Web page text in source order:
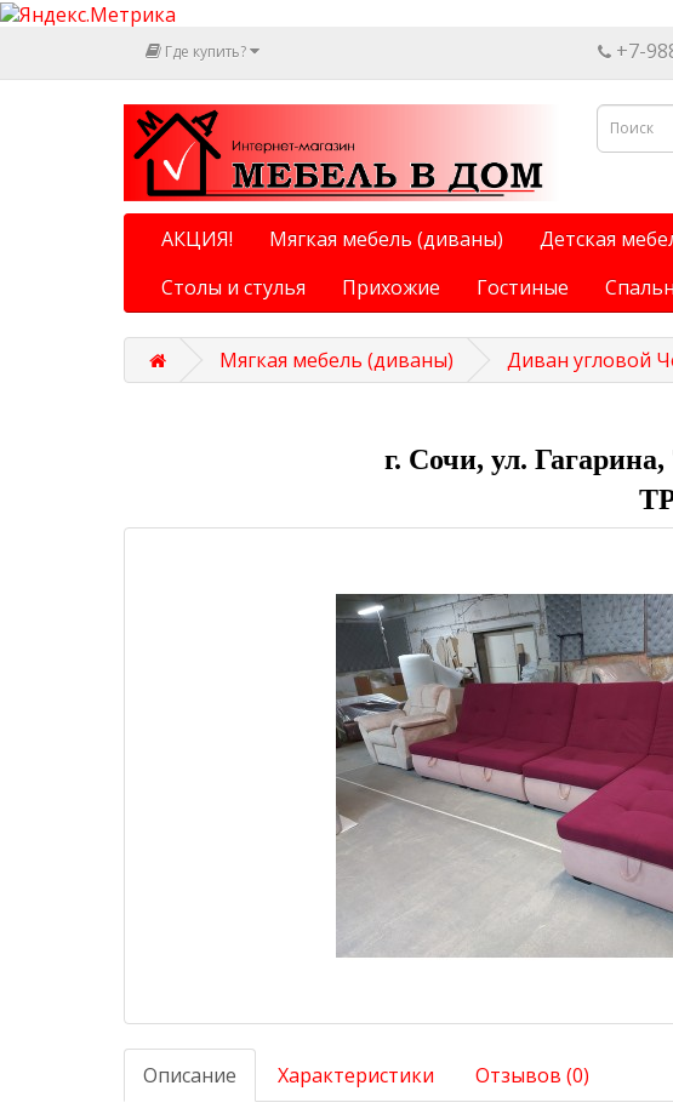
Где купить? +7-
АКЦИЯ! Мягкая мебель (диваны) Детская
Столы и стулья
Прихожие Гостиные
Мягкая мебель (диваны) Диван угловой
г. Сочи, ул.
Описание Характеристики Отзывов (0)